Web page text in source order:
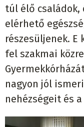
túl élő családok,
elérhető
részesüljenek. E
fel szakmai
nagyon jól
nehézségeit és